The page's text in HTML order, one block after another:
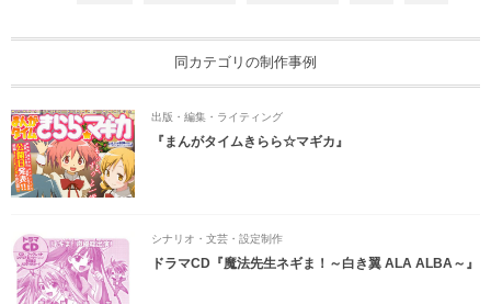
同カテゴリの制作事例
出版・編集・ライティング
『まんがタイムきらら☆マギカ』
シナリオ・文芸・設定制作
ドラマCD『魔法先生ネギま！～白き翼 ALA ALBA～』